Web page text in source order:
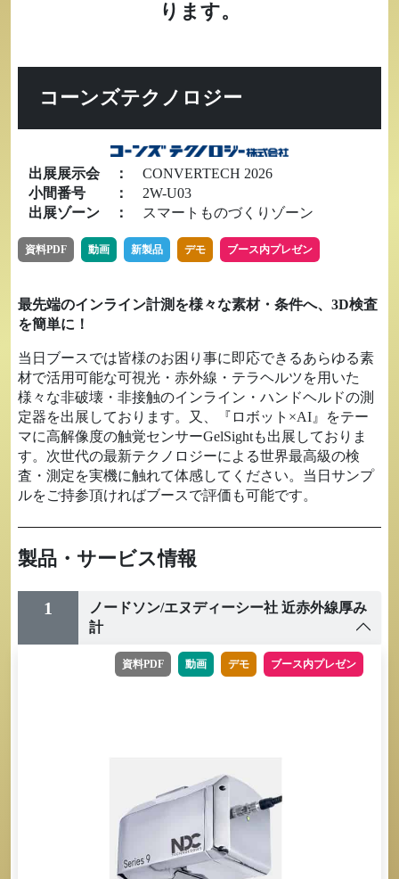
ります。
コーンズテクノロジー
出展展示会 ： CONVERTECH 2026
小間番号
： 2W-U03
出展ゾーン ： スマートものづくりゾーン
資料PDF 動画 新製品 デモ ブース内プレゼン
最先端のインライン計測を様々な素材・条件へ、3D検査
を簡単に！
当日ブースでは皆様のお困り事に即応できるあらゆる素
材で活用可能な可視光・赤外線・テラヘルツを用いた
様々な非破壊・非接触のインライン・ハンドヘルドの測
定器を出展しております。又、『ロボット×AI』をテー
マに高解像度の触覚センサーGelSightも出展しておりま
す。次世代の最新テクノロジーによる世界最高級の検
査・測定を実機に触れて体感してください。当日サンプ
ルをご持参頂ければブースで評価も可能です。
製品・サービス情報
1
ノードソン/エヌディーシー社 近赤外線厚み
計
資料PDF 動画 デモ ブース内プレゼン